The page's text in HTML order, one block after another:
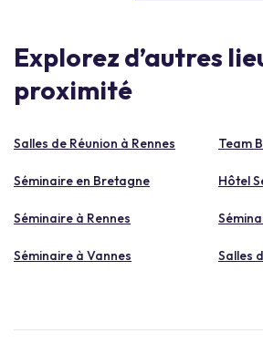
Explorez d’autres
proximité
Salles de Réunion à Rennes Team
Séminaire en Bretagne Hôtel
Séminaire à Rennes
Séminaire à Vannes Salles